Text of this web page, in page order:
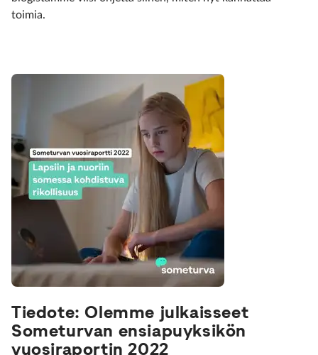
toimia.
Tiedote: Olemme julkaisseet
Someturvan ensiapuyksikön
vuosiraportin 2022